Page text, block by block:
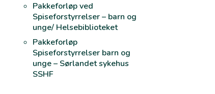
Pakkeforløp ved
Spiseforstyrrelser – barn og
unge/ Helsebiblioteket
Pakkeforløp
Spiseforstyrrelser barn og
unge – Sørlandet sykehus
SSHF